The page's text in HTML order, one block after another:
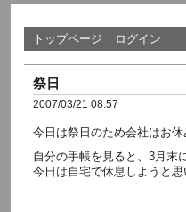
トップページ ログイン
祭日
2007/03/21 08:57
今日は祭日のため会社はお休
自分の手帳を見ると、3月末
今日は自宅で休息しようと思